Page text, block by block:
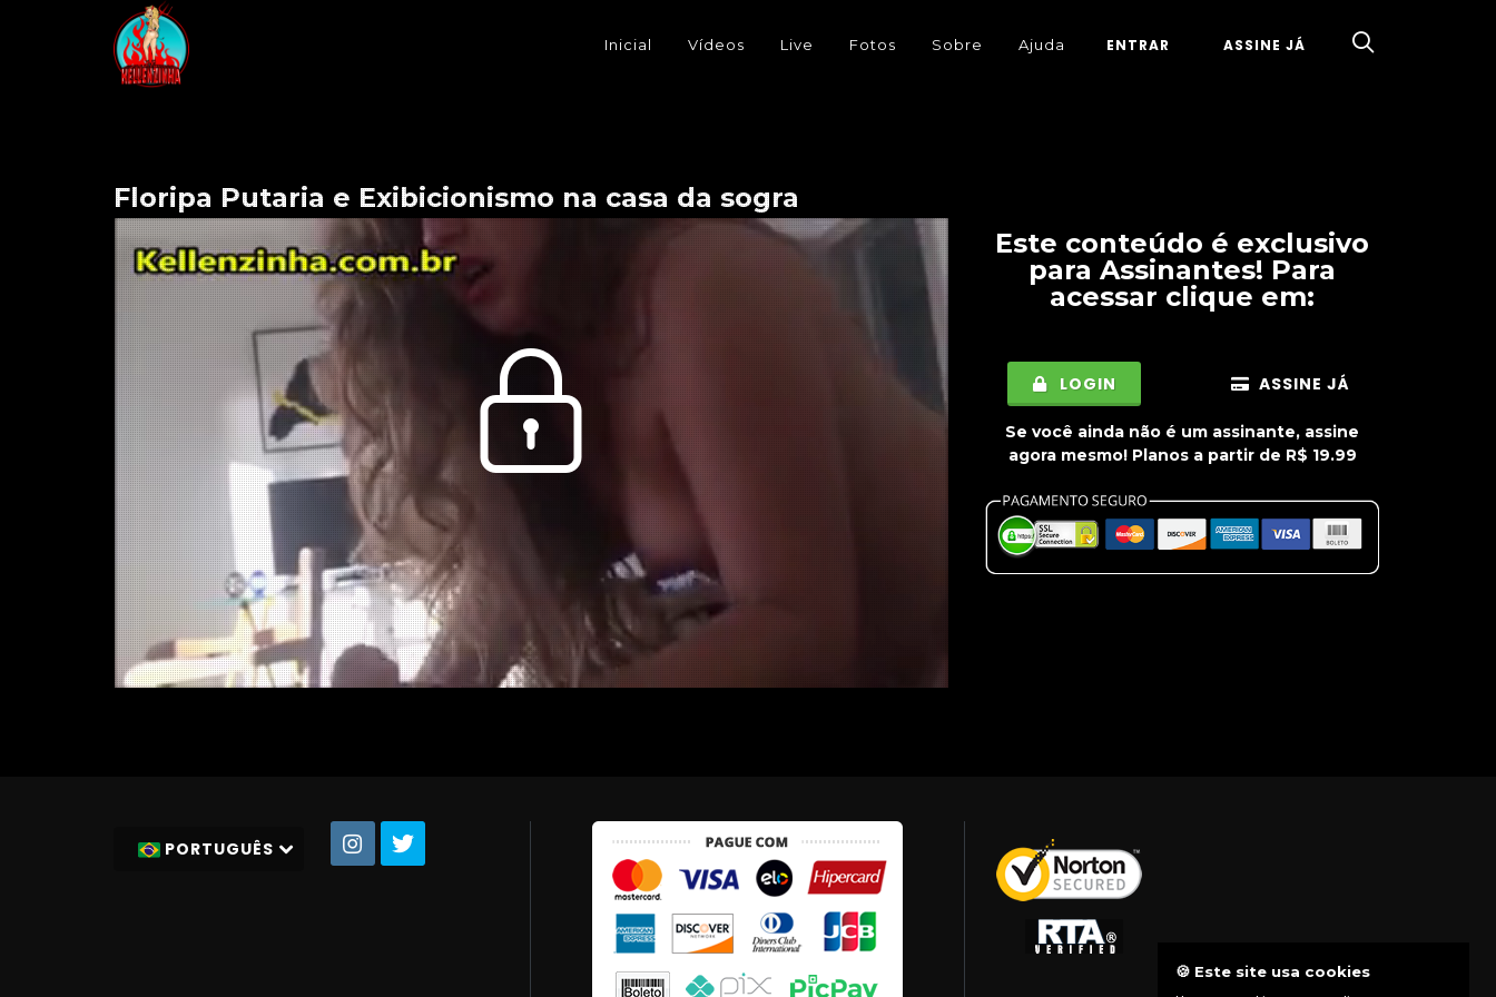
Inicial Vídeos Live Fotos Sobre Ajuda ENTRAR ASSINE JÁ
Floripa Putaria e Exibicionismo na casa da sogra
Este conteúdo é exclusivo
para Assinantes! Para
acessar clique em:
LOGIN ASSINE JÁ
Se você ainda não é um assinante, assine
agora mesmo! Planos a partir de R$ 19.99
PORTUGUÊS
🍪 Este site usa cookies